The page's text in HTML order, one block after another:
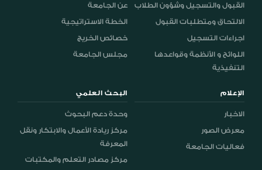
القبول والتسجيل وشؤون الطلاب
الالتحاق ومتطلبات القبول
اجراءات التسجيل
اللوائح و الأنظمة وقواعدها
التنفيذية
عن الجامعة
الخطة الاستراتيجية
خصائص الخريج
مجلس الجامعة
الإعلام
الاخبار
معرض الصور
فعاليات الجامعة
البحث العلمي
وحدة دعم البحوث
مركز ريادة الأعمال والابتكار ونقل
المعرفة
مركز مصادر التعلم والمكتبات